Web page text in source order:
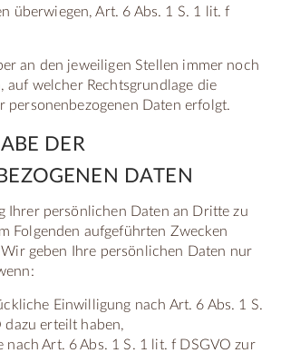
überwiegen, Art. 6 Abs. 1 S. 1 lit. f
an den jeweiligen Stellen immer noch
auf welcher Rechtsgrundlage die
personenbezogenen Daten erfolgt.
DER
DATEN
Ihrer persönlichen Daten an Dritte zu
Folgenden aufgeführten Zwecken
geben Ihre persönlichen Daten nur
Einwilligung nach Art. 6 Abs. 1 S.
dazu erteilt haben,
nach Art. 6 Abs. 1 S. 1 lit. f DSGVO zur